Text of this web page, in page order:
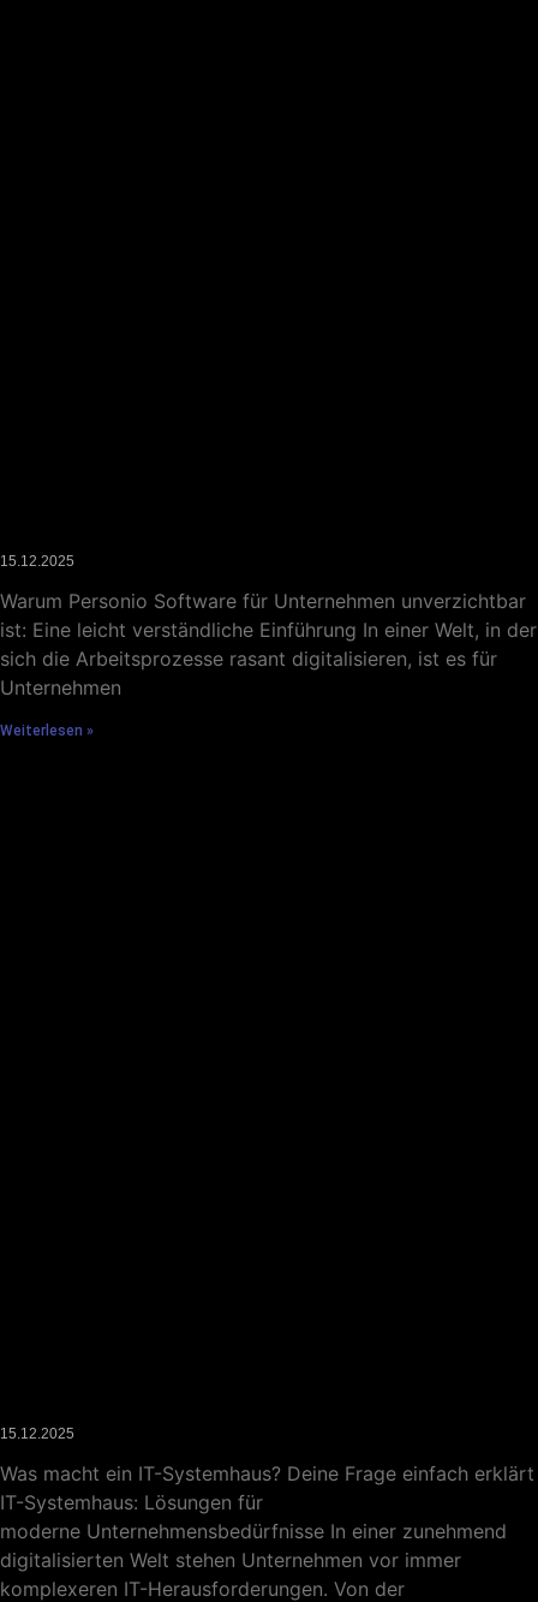
15.12.2025
Warum Personio Software für Unternehmen unverzichtbar
ist: Eine leicht verständliche Einführung In einer Welt, in der
sich die Arbeitsprozesse rasant digitalisieren, ist es für
Unternehmen
Weiterlesen »
15.12.2025
Was macht ein IT-Systemhaus? Deine Frage einfach erklärt
IT-Systemhaus: Lösungen für
moderne Unternehmensbedürfnisse In einer zunehmend
digitalisierten Welt stehen Unternehmen vor immer
komplexeren IT-Herausforderungen. Von der